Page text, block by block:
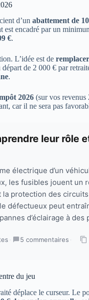
d’un abattement de
est encadré par un
€.
L’idée est de
de 2 000 € par
.
2026 (sur vos
car il ne sera pas
leur rôle
électrique d’un
les fusibles jouent un
la protection des
défectueux peut
d’éclairage à des
· 5 commentaires ·
du jeu
déplace le curseur. Le